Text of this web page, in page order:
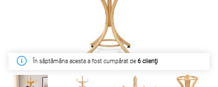
În săptămâna acesta a fost cumpărat de 6 clienţi